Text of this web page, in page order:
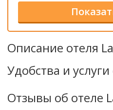
Описание отеля
Удобства и услуги
Отзывы об отеле